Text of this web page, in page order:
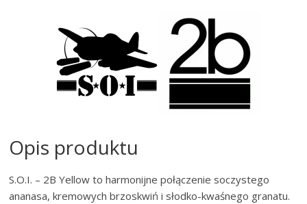
Opis produktu
S.O.I. – 2B Yellow to harmonijne połączenie soczystego
ananasa, kremowych brzoskwiń i słodko-kwaśnego granatu.